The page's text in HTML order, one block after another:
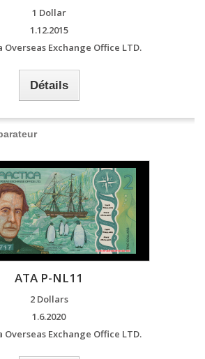
1 Dollar
1.12.2015
Exchange Office LTD.
Détails
ATA P-NL11
2 Dollars
1.6.2020
Exchange Office LTD.